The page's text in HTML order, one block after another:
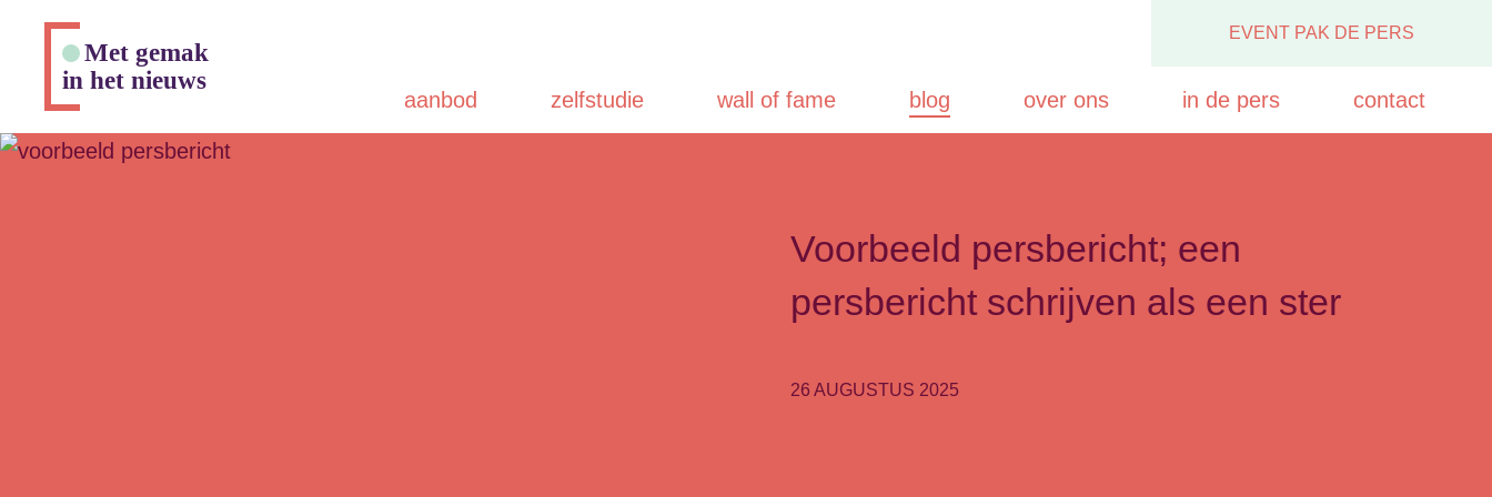
Met gemak
in het nieuws
EVENT PAK DE PERS
aanbod zelfstudie wall of fame blog over ons in de pers contact
Voorbeeld persbericht; een
persbericht schrijven als een ster
26 AUGUSTUS 2025